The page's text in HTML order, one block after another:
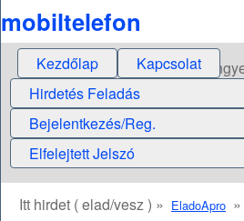
mobiltelefon
Kezdőlap Kapcsolat
Hirdetés Feladás
Bejelentkezés/Reg.
Elfelejtett Jelszó
Itt hirdet ( elad/vesz ) » EladoApro »